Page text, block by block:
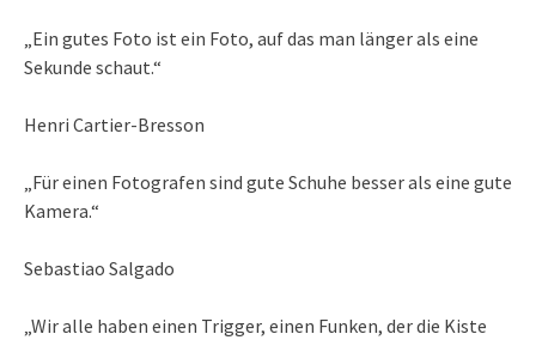
„Ein gutes Foto ist ein Foto, auf das man länger als eine
Sekunde schaut.“
Henri Cartier-Bresson
„Für einen Fotografen sind gute Schuhe besser als eine gute
Kamera.“
Sebastiao Salgado
„Wir alle haben einen Trigger, einen Funken, der die Kiste